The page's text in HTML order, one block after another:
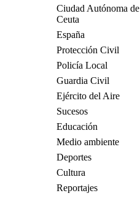
Ciudad Autónoma de
Ceuta
España
Protección Civil
Policía Local
Guardia Civil
Ejército del Aire
Sucesos
Educación
Medio ambiente
Deportes
Cultura
Reportajes